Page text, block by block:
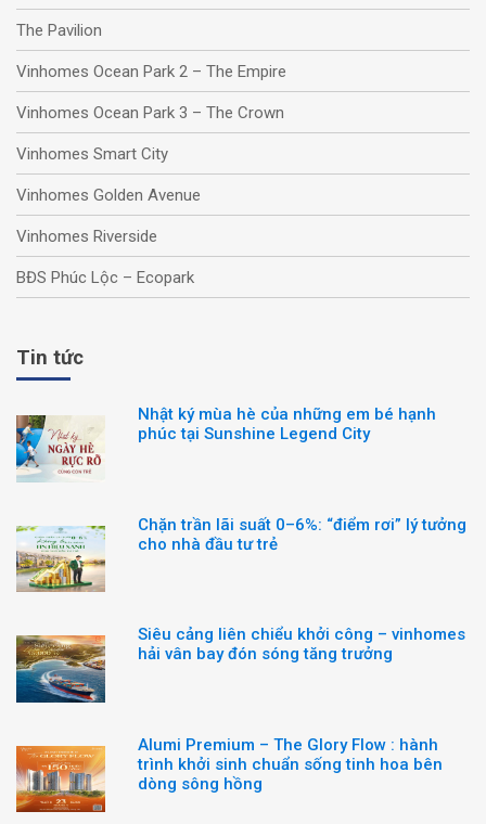
The Pavilion
Vinhomes Ocean Park 2 – The Empire
Vinhomes Ocean Park 3 – The Crown
Vinhomes Smart City
Vinhomes Golden Avenue
Vinhomes Riverside
BĐS Phúc Lộc – Ecopark
Tin tức
Nhật ký mùa hè của những em bé hạnh
phúc tại Sunshine Legend City
Chặn trần lãi suất 0–6%: “điểm rơi” lý tưởng
cho nhà đầu tư trẻ
Siêu cảng liên chiểu khởi công – vinhomes
hải vân bay đón sóng tăng trưởng
Alumi Premium – The Glory Flow : hành
trình khởi sinh chuẩn sống tinh hoa bên
dòng sông hồng